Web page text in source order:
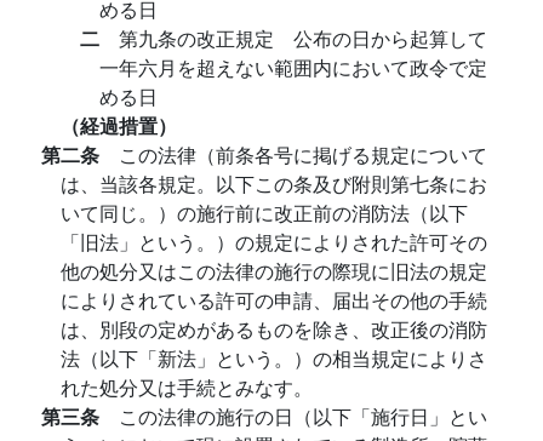
める日
二 第九条の改正規定 公布の日から起算して
一年六月を超えない範囲内において政令で定
める日
（経過措置）
第二条 この法律（前条各号に掲げる規定について
は、当該各規定。以下この条及び附則第七条にお
いて同じ。）の施行前に改正前の消防法（以下
「旧法」という。）の規定によりされた許可その
他の処分又はこの法律の施行の際現に旧法の規定
によりされている許可の申請、届出その他の手続
は、別段の定めがあるものを除き、改正後の消防
法（以下「新法」という。）の相当規定によりさ
れた処分又は手続とみなす。
第三条 この法律の施行の日（以下「施行日」とい